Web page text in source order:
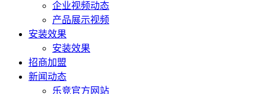
企业视频动态
产品展示视频
安装效果
安装效果
招商加盟
新闻动态
乐竞官方网站